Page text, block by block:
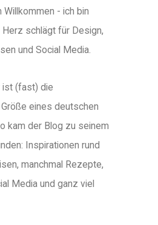
Willkommen - ich bin
Herz schlägt für Design,
und Social Media.
ist (fast) die
eines deutschen
kam der Blog zu seinem
Inspirationen rund
manchmal Rezepte,
Media und ganz viel